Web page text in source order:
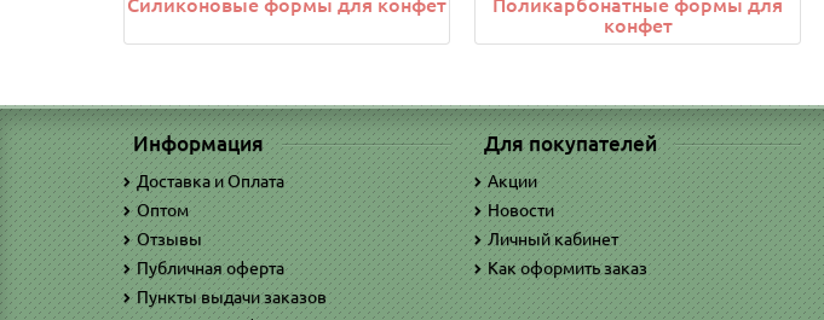
Силиконовые формы для конфет
Поликарбонатные формы для
конфет
Информация
Доставка и Оплата
Оптом
Отзывы
Публичная оферта
Пункты выдачи заказов
Для покупателей
Акции
Новости
Личный кабинет
Как оформить заказ